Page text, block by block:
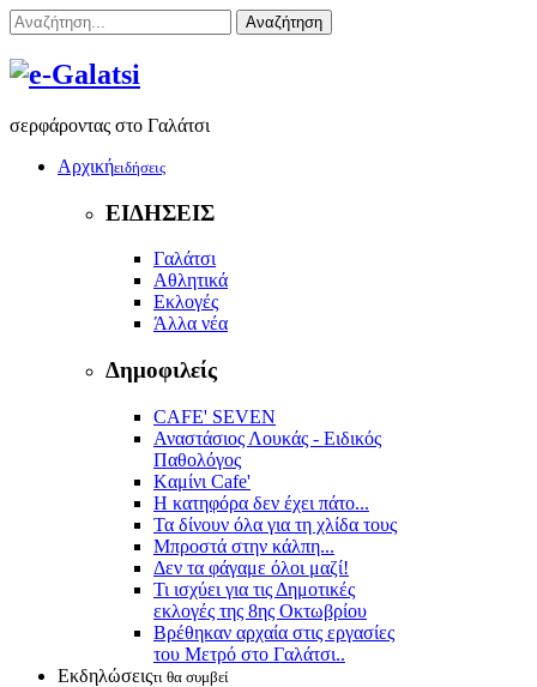
Αναζήτηση
σερφάροντας στο Γαλάτσι
Αρχικήειδήσεις
ΕΙΔΗΣΕΙΣ
Γαλάτσι
Αθλητικά
Εκλογές
Άλλα νέα
Δημοφιλείς
CAFE' SEVEN
Αναστάσιος Λουκάς - Ειδικός
Παθολόγος
Kαμίνι Cafe'
Η κατηφόρα δεν έχει πάτο...
Τα δίνουν όλα για τη χλίδα τους
Μπροστά στην κάλπη...
Δεν τα φάγαμε όλοι μαζί!
Τι ισχύει για τις Δημοτικές
εκλογές της 8ης Οκτωβρίου
Βρέθηκαν αρχαία στις εργασίες
του Μετρό στο Γαλάτσι..
Εκδηλώσειςτι θα συμβεί